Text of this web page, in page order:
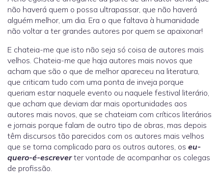
não haverá quem o possa ultrapassar, que não haverá
alguém melhor, um dia. Era o que faltava à humanidade
não voltar a ter grandes autores por quem se apaixonar!
E chateia-me que isto não seja só coisa de autores mais
velhos. Chateia-me que haja autores mais novos que
acham que são o que de melhor apareceu na literatura,
que criticam tudo com uma ponta de inveja porque
queriam estar naquele evento ou naquele festival literário,
que acham que deviam dar mais oportunidades aos
autores mais novos, que se chateiam com críticos literários
e jornais porque falam de outro tipo de obras, mas depois
têm discursos tão parecidos com os autores mais velhos
que se torna complicado para os outros autores, os eu-
quero-é-escreverter vontade de acompanhar os colegas
de profissão.